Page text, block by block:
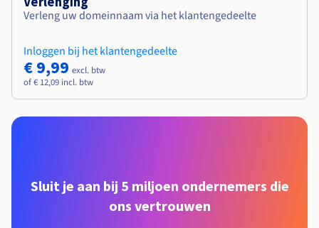
Verleng uw domeinnaam via het klantengedeelte
Inloggen bij het klantengedeelte
€ 9,99 excl. btw
of € 12,09 incl. btw
Sluit je aan bij 5 miljoen ondernemers die
ons vertrouwen